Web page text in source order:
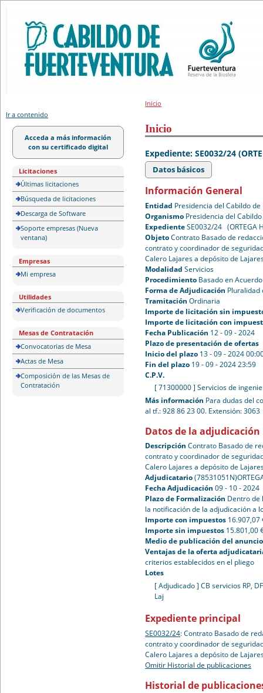
Ir a contenido
Acceda a más información
con su certificado digital
Licitaciones
Últimas licitaciones
Búsqueda de licitaciones
Descarga de Software
Soporte empresas (Nueva
ventana)
Empresas
Mi empresa
Utilidades
Verificación de documentos
Mesas de Contratación
Convocatorias de Mesa
Actas de Mesa
Composición de las Mesas de
Contratación
Inicio
Inicio
Expediente: SE0032/24
Datos básicos
Información General
Entidad Presidencia del Cabildo
Organismo Presidencia del
ExpedienteSE0032/24 (ORTEGA
ObjetoContrato Basado de
contrato y coordinador de
Calero Lajares a depósito de
Modalidad Servicios
Procedimiento Basado en
Forma de Adjudicación Pluralidad
Tramitación Ordinaria
Importe de licitación sin
Importe de licitación con
Fecha Publicación 12 - 09 - 2024
Plazo de presentación de ofertas
Inicio del plazo 13 - 09 - 2024
Fin del plazo 19 - 09 - 2024 23:59
C.P.V.
[ 71300000 ] Servicios de
Más información Para dudas del
al tf.: 928 86 23 00. Extensión: 3063
Datos de la adjudicación
Descripción Contrato Basado de
contrato y coordinador de
Calero Lajares a depósito de
Adjudicatario
Fecha Adjudicación 09 - 10 - 2024
Plazo de Formalización Dentro de
la notificación de la adjudicación a
Importe con impuestos 16.907,07
Importe sin impuestos 15.801,00
Medio de publicación del
Ventajas de la oferta
criterios establecidos en el pliego
Lotes
[ Adjudicado ] CB servicios RP,
Laj
Expediente principal
SE0032/24:Contrato Basado de
contrato y coordinador de
Calero Lajares a depósito de
Omitir Historial de publicaciones
Historial de